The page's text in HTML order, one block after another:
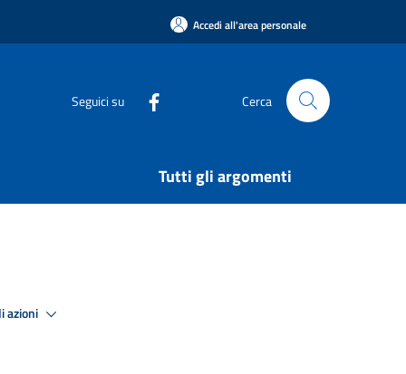
Accedi all'area personale
Seguici su Cerca
Tutti gli argomenti
azioni